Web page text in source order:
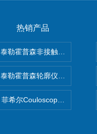
热销产品
泰勒霍普森非接触式轮廓仪
泰勒霍普森轮廓仪|TAYLOR
菲希尔Couloscope CMS2电